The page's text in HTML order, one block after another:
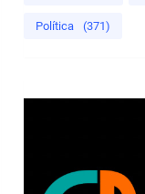
Política (371)